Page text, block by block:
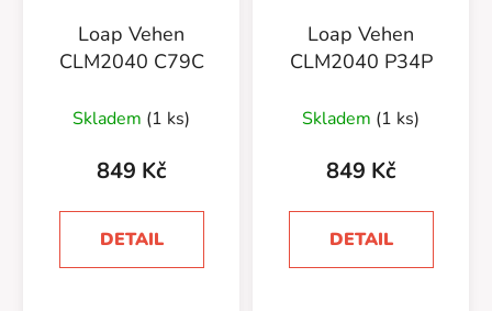
Loap Vehen
CLM2040 C79C
Skladem (1 ks)
849 Kč
DETAIL
Loap Vehen
CLM2040 P34P
Skladem (1 ks)
849 Kč
DETAIL